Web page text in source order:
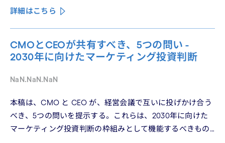
パーソナライゼーションの罠を、第3回では Learn フェーズ
で再定義されつつあるブランドの可視性を、第4回では
CMO と CEO が共有すべき5つの問いを論じた。シリーズ
の最終回となる本稿は、これらの議論を日本市場の文脈に
「顧客との関係構築」が、世界で勝てる時代が、いま始
詳細はこちら
CMOとCEOが共有すべき、5つの問い -
2030年に向けたマーケティング投資判断
NaN.NaN.NaN
本稿は、CMO と CEO が、経営会議で互いに投げかけ合う
べき、5つの問いを提示する。これらは、2030年に向けた
マーケティング投資判断の枠組みとして機能するべきもの